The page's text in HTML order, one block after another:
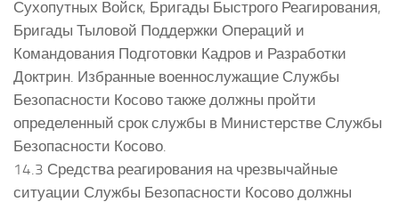
Сухопутных Войск, Бригады Быстрого Реагирования,
Бригады Тыловой Поддержки Операций и
Командования Подготовки Кадров и Разработки
Доктрин. Избранные военнослужащие Службы
Безопасности Косово также должны пройти
определенный срок службы в Министерстве Службы
Безопасности Косово.
14.3 Средства реагирования на чрезвычайные
ситуации Службы Безопасности Косово должны